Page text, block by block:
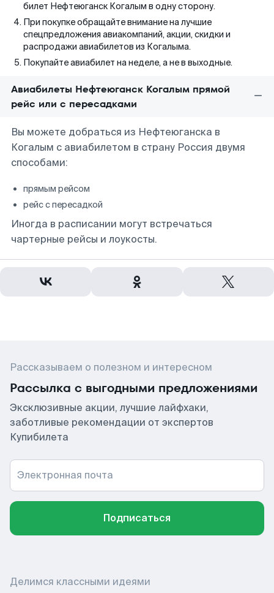
билет Нефтеюганск Когалым в одну сторону.
При покупке обращайте внимание на лучшие
спецпредложения авиакомпаний, акции, скидки и
распродажи авиабилетов из Когалыма.
Покупайте авиабилет на неделе, а не в выходные.
Авиабилеты Нефтеюганск Когалым прямой
рейс или с пересадками
Вы можете добраться из Нефтеюганска в
Когалым с авиабилетом в страну Россия двумя
способами:
прямым рейсом
рейс с пересадкой
Иногда в расписании могут встречаться
чартерные рейсы и лоукосты.
Рассказываем о полезном и интересном
Рассылка с выгодными предложениями
Эксклюзивные акции, лучшие лайфхаки,
заботливые рекомендации от экспертов
Купибилета
Электронная почта
Подписаться
Делимся классными идеями